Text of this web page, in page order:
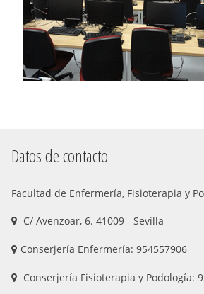
Datos de contacto
Facultad de Enfermería, Fisioterapia y
C/ Avenzoar, 6. 41009 - Sevilla
Conserjería Enfermería: 954557906
Conserjería Fisioterapia y Podología: